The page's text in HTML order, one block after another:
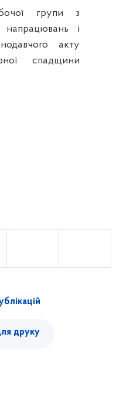
групи з
напрацювань і
акту
спадщини
друку